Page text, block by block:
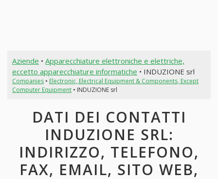
Aziende • Apparecchiature elettroniche e elettriche,
eccetto apparecchiature informatiche • INDUZIONE srl
Companies• Electronic, Electrical Equipment & Components, Except
Computer Equipment• INDUZIONE srl
DATI DEI CONTATTI
INDUZIONE SRL:
INDIRIZZO, TELEFONO,
FAX, EMAIL, SITO WEB,